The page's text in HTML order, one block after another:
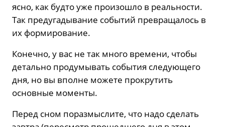
ясно, как будто уже произошло в реальности.
Так предугадывание событий превращалось в
их формирование.
Конечно, у вас не так много времени, чтобы
детально продумывать события следующего
дня, но вы вполне можете прокрутить
основные моменты.
Перед сном поразмыслите, что надо сделать